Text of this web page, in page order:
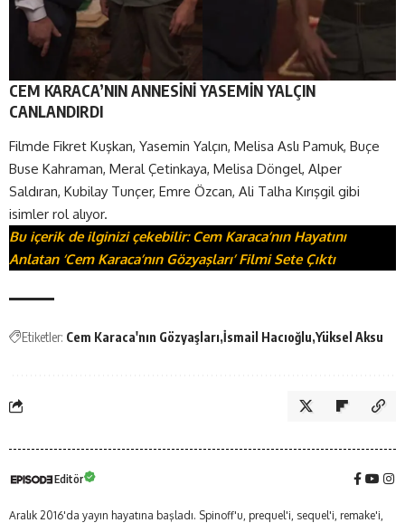
CEM KARACA’NIN ANNESİNİ YASEMİN YALÇIN
CANLANDIRDI
Filmde Fikret Kuşkan, Yasemin Yalçın, Melisa Aslı Pamuk, Buçe
Buse Kahraman, Meral Çetinkaya, Melisa Döngel, Alper
Saldıran, Kubilay Tunçer, Emre Özcan, Ali Talha Kırışgil gibi
isimler rol alıyor.
Bu içerik de ilginizi çekebilir: Cem Karaca’nın Hayatını
Anlatan ‘Cem Karaca’nın Gözyaşları’ Filmi Sete Çıktı
Etiketler: Cem Karaca'nın Gözyaşları İsmail Hacıoğlu Yüksel Aksu
Editör
Aralık 2016'da yayın hayatına başladı. Spinoff'u, prequel'i, sequel'i, remake'i,